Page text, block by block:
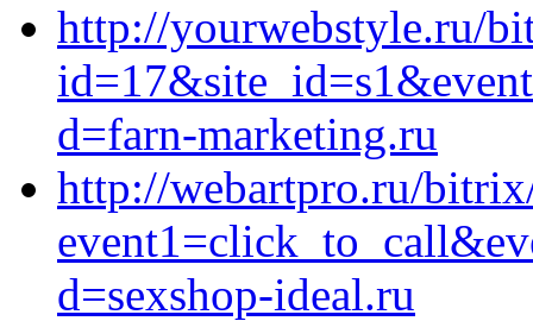
http://yourwebstyle.ru/
d=farn-marketing.ru
http://webartpro.ru/
d=sexshop-ideal.ru